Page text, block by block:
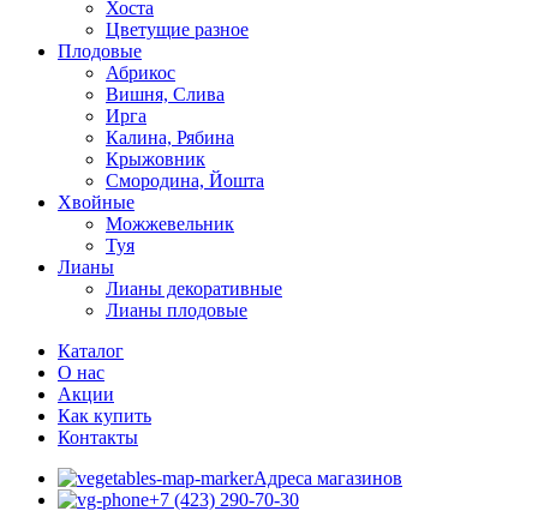
Хоста
Цветущие разное
Плодовые
Абрикос
Вишня, Слива
Ирга
Калина, Рябина
Крыжовник
Смородина, Йошта
Хвойные
Можжевельник
Туя
Лианы
Лианы декоративные
Лианы плодовые
Каталог
О нас
Акции
Как купить
Контакты
Адреса магазинов
+7 (423) 290-70-30